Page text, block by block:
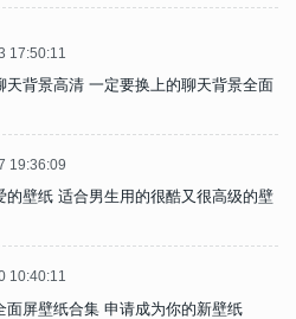
17:50:11
天背景高清 一定要换上的聊天背景全面
19:36:09
的壁纸 适合男生用的很酷又很高级的壁
10:40:11
面屏壁纸合集 申请成为你的新壁纸